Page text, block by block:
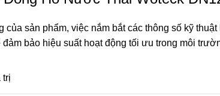
sản phẩm, việc nắm bắt các thông số kỹ
bảo hiệu suất hoạt động tối ưu trong môi
trị